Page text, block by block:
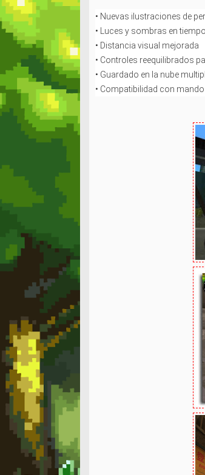
• Nuevas ilustraciones de
• Luces y sombras en
• Distancia visual mejorada
• Controles reequilibrados
• Guardado en la nube
• Compatibilidad con